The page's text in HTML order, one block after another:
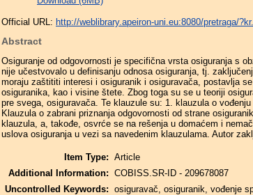
Official URL: http://weblibrary.apeiron-uni.eu:8080/pretraga/
Abstract
Osiguranje od odgovornosti je specifična vrsta osiguranja s
nije učestvovalo u definisanju odnosa osiguranja, tj.
moraju zaštititi interesi i osiguranik i osiguravača, postavlјa
osiguranika, kao i visine štete. Zbog toga su se u teoriji
pre svega, osiguravača. Te klauzule su: 1. klauzula o
Klauzula o zabrani priznanja odgovornosti od strane
klauzula, a, takođe, osvrće se na rešenja u domaćem i
uslova osiguranja u vezi sa navedenim klauzulama. Autor
Item Type: Article
Additional Information: COBISS.SR-ID - 209678087
Uncontrolled Keywords: osiguravač, osiguranik, vođenje